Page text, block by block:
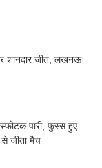
शानदार जीत, लखनऊ
पारी, फुस्स हुए
जीता मैच